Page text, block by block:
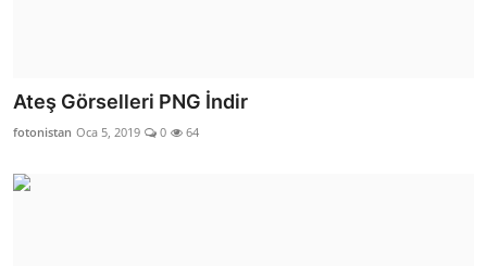
Ateş Görselleri PNG İndir
fotonistan Oca 5, 2019 0 64